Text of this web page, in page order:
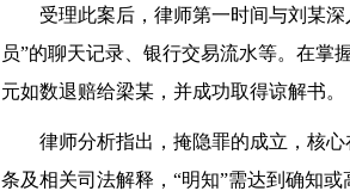
受理此案后，律师第一时间与刘某
员”的聊天记录、银行交易流水等。在掌
元如数退赔给梁某，并成功取得谅解书。
律师分析指出，掩隐罪的成立，核
条及相关司法解释，“明知”需达到确知